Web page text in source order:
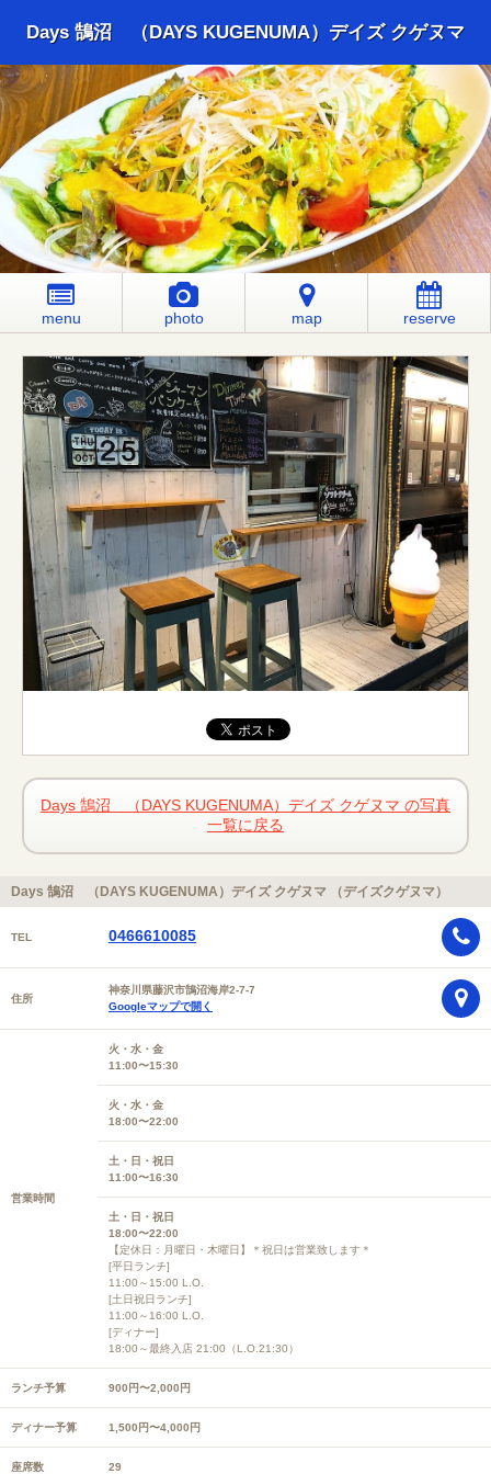
Days 鵠沼 （DAYS KUGENUMA）デイズ クゲヌマ
menu photo map reserve
Days 鵠沼 （DAYS KUGENUMA）デイズ クゲヌマ の写真
一覧に戻る
Days 鵠沼 （DAYS KUGENUMA）デイズ クゲヌマ （デイズクゲヌマ）
TEL 0466610085
住所
神奈川県藤沢市鵠沼海岸2-7-7
Googleマップで開く
営業時間
火・水・金
11:00〜15:30
火・水・金
18:00〜22:00
土・日・祝日
11:00〜16:30
土・日・祝日
18:00〜22:00
【定休日：月曜日・木曜日】＊祝日は営業致します＊
[平日ランチ]
11:00～15:00 L.O.
[土日祝日ランチ]
11:00～16:00 L.O.
[ディナー]
18:00～最終入店 21:00（L.O.21:30）
ランチ予算 900円〜2,000円
ディナー予算 1,500円〜4,000円
座席数 29